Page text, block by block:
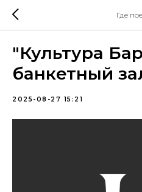
Где
"Культура
банкетный
2025-08-27 15:21